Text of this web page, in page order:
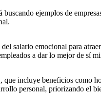
ejemplos de
salario emocional para
a dar lo mejor de sí
incluye beneficios como
personal, priorizando el